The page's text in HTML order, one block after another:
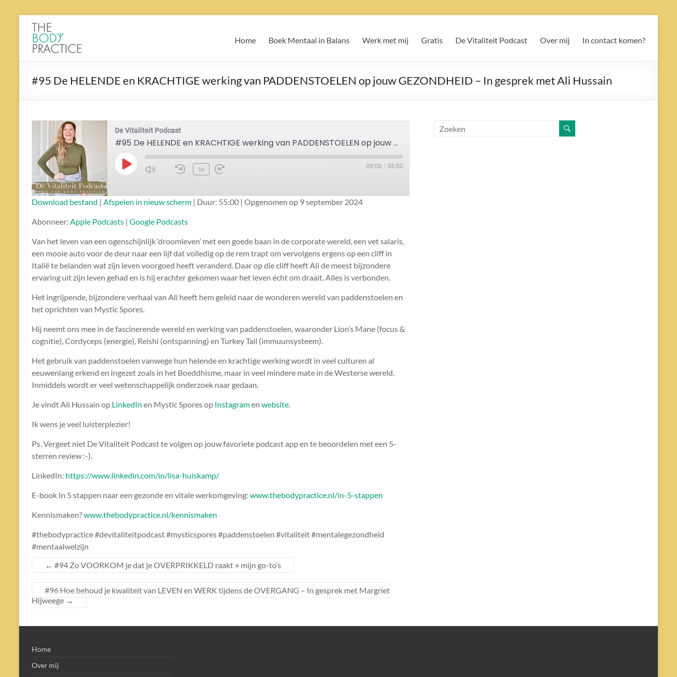
inhoud
The
Body
Practice
Home Boek Mentaal in Balans Werk met mij Gratis De Vitaliteit Podcast Over mij In contact komen?
#95 De HELENDE en KRACHTIGE werking van PADDENSTOELEN op jouw GEZONDHEID – In gesprek met Ali Hussain
De Vitaliteit Podcast
#95 De HELENDE en KRACHTIGE werking van PADDENSTOELEN op jouw GEZONDHEID - In gesprek met Ali Hussain
Play
Episode
1x 00:00 / 55:00
ABONNEREN DELEN
RSS FEED
LINK
EMBED
Download bestand | Afspelen in nieuw scherm | Duur: 55:00 | Opgenomen op 9 september 2024
Abonneer: Apple Podcasts | Google Podcasts
Van het leven van een ogenschijnlijk ‘droomleven’ met een goede baan in de corporate wereld, een vet salaris,
een mooie auto voor de deur naar een lijf dat volledig op de rem trapt om vervolgens ergens op een cliff in
Italië te belanden wat zijn leven voorgoed heeft veranderd. Daar op die cliff heeft Ali de meest bijzondere
ervaring uit zijn leven gehad en is hij erachter gekomen waar het leven écht om draait. Alles is verbonden.
Het ingrijpende, bijzondere verhaal van Ali heeft hem geleid naar de wonderen wereld van paddenstoelen en
het oprichten van Mystic Spores.
Hij neemt ons mee in de fascinerende wereld en werking van paddenstoelen, waaronder Lion’s Mane (focus &
cognitie), Cordyceps (energie), Reishi (ontspanning) en Turkey Tail (immuunsysteem).
Het gebruik van paddenstoelen vanwege hun helende en krachtige werking wordt in veel culturen al
eeuwenlang erkend en ingezet zoals in het Boeddhisme, maar in veel mindere mate in de Westerse wereld.
Inmiddels wordt er veel wetenschappelijk onderzoek naar gedaan.
Je vindt Ali Hussain op LinkedIn en Mystic Spores op Instagramen website.
Ik wens je veel luisterplezier!
Ps. Vergeet niet De Vitaliteit Podcast te volgen op jouw favoriete podcast app en te beoordelen met een 5-
sterren review :-).
LinkedIn: https://www.linkedin.com/in/lisa-huiskamp/
E-book In 5 stappen naar een gezonde en vitale werkomgeving: www.thebodypractice.nl/in-5-stappen
Kennismaken?www.thebodypractice.nl/kennismaken
#thebodypractice #devitaliteitpodcast #mysticspores #paddenstoelen #vitaliteit #mentalegezondheid
#mentaalwelzijn
← #94 Zo VOORKOM je dat je OVERPRIKKELD raakt + mijn go-to’s
#96 Hoe behoud je kwaliteit van LEVEN en WERK tijdens de OVERGANG – In gesprek met Margriet
Hijweege →
Home
Over mij